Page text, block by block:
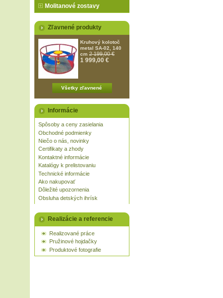
Molitanové zostavy
Zľavnené produkty
Kruhový kolotoč
metal SA-02, 140
cm 2 199,00 €
1 999,00 €
Všetky zľavnené
Informácie
Spôsoby a ceny zasielania
Obchodné podmienky
Niečo o nás, novinky
Certifikaty a zhody
Kontaktné informácie
Katalógy k prelistovaniu
Technické informácie
Ako nakupovať
Dôležité upozornenia
Obsluha detských ihrísk
Realizácie a referencie
Realizované práce
Pružinové hojdačky
Produktové fotografie